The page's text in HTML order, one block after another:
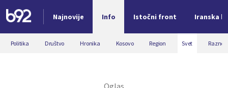
Najnovije Info Istočni front Iranska
Nova vest
Politika Društvo Hronika Kosovo Region Svet Razno